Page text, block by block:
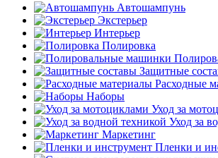
Автошампунь
Экстерьер
Интерьер
Полировка
Защитные
Расходные
Наборы
Уход за
Уход за
Маркетинг
Пленки и